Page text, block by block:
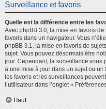
Surveillance et favoris
Quelle est la différence entre les
Avec phpBB 3.0, la mise en favoris
favoris dans un navigateur. Vous
phpBB 3.1, la mise en favoris de
sujet. Vous pouvez désormais être
jour. Cependant, la surveillance vous
a une mise à jour dans un sujet ou
les favoris et les surveillances
l’utilisateur dans l’onglet «
Haut